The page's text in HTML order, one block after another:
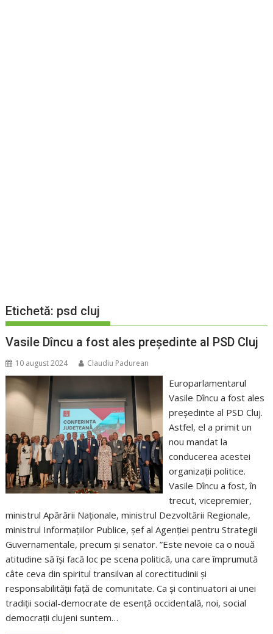
Etichetă: psd cluj
Vasile Dîncu a fost ales președinte al PSD Cluj
10 august 2024 Claudiu Padurean
Europarlamentarul
Vasile Dîncu a fost ales
președinte al PSD Cluj.
Astfel, el a primit un
nou mandat la
conducerea acestei
organizații politice.
Vasile Dîncu a fost, în
trecut, vicepremier,
ministrul Apărării Naționale, ministrul Dezvoltării Regionale,
ministrul Informațiilor Publice, șef al Agenției pentru Strategii
Guvernamentale, precum și senator. ”Este nevoie ca o nouă
atitudine să îşi facă loc pe scena politică, una care împrumută
câte ceva din spiritul transilvan al corectitudinii şi
responsabilităţii faţă de comunitate. Ca și continuatori ai unei
tradiţii social-democrate de esență occidentală, noi, social
democraţii clujeni suntem…